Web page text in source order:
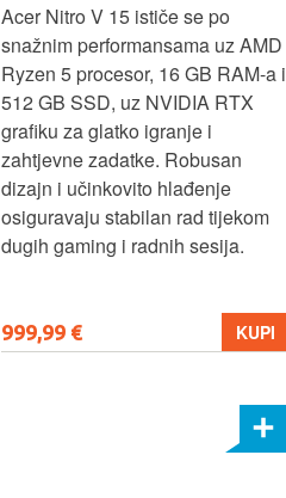
Acer Nitro V 15 ističe se po
snažnim performansama uz AMD
Ryzen 5 procesor, 16 GB RAM-a i
512 GB SSD, uz NVIDIA RTX
grafiku za glatko igranje i
zahtjevne zadatke. Robusan
dizajn i učinkovito hlađenje
osiguravaju stabilan rad tijekom
dugih gaming i radnih sesija.
999,99 € KUPI